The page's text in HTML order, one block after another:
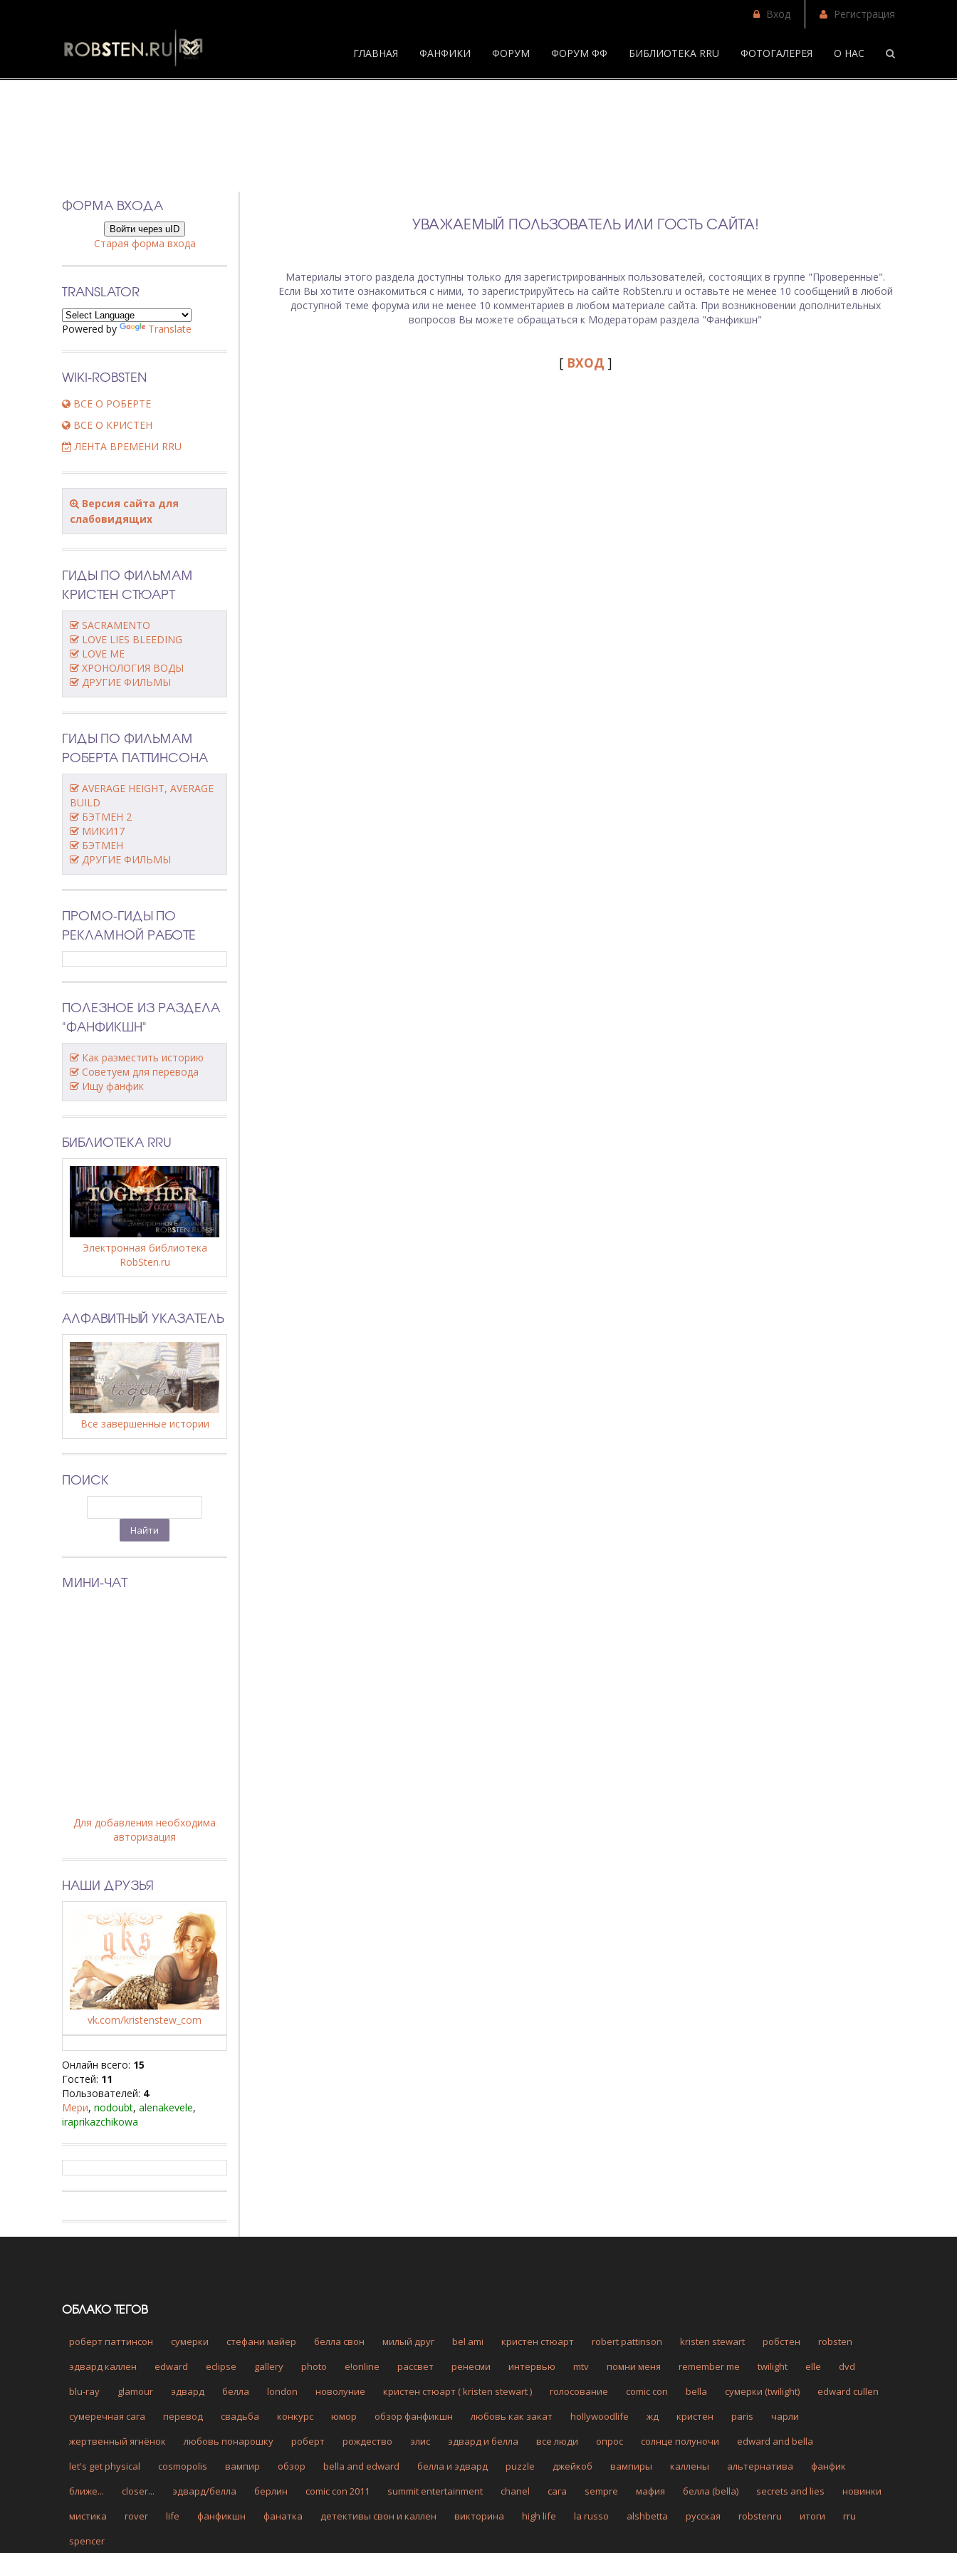
Вход Регистрация
ГЛАВНАЯ ФАНФИКИ ФОРУМ ФОРУМ ФФ БИБЛИОТЕКА RRU ФОТОГАЛЕРЕЯ О НАС
УВАЖАЕМЫЙ ПОЛЬЗОВАТЕЛЬ ИЛИ ГОСТЬ САЙТА!
Материалы этого раздела доступны только для зарегистрированных пользователей, состоящих в группе "Проверенные".
Если Вы хотите ознакомиться с ними, то зарегистрируйтесь на сайте RobSten.ru и оставьте не менее 10 сообщений в любой
доступной теме форума или не менее 10 комментариев в любом материале сайта. При возникновении дополнительных
вопросов Вы можете обращаться к Модераторам раздела "Фанфикшн"
[ ВХОД ]
ФОРМА ВХОДА
Войти через uID
Старая форма входа
TRANSLATOR
Powered by Translate
WIKI-ROBSTEN
ВСЕ О РОБЕРТЕ
ВСЕ О КРИСТЕН
ЛЕНТА ВРЕМЕНИ RRU
Версия сайта для
слабовидящих
ГИДЫ ПО ФИЛЬМАМ
КРИСТЕН СТЮАРТ
SACRAMENTO
LOVE LIES BLEEDING
LOVE ME
ХРОНОЛОГИЯ ВОДЫ
ДРУГИЕ ФИЛЬМЫ
ГИДЫ ПО ФИЛЬМАМ
РОБЕРТА ПАТТИНСОНА
AVERAGE HEIGHT, AVERAGE
BUILD
БЭТМЕН 2
МИКИ17
БЭТМЕН
ДРУГИЕ ФИЛЬМЫ
ПРОМО-ГИДЫ ПО
РЕКЛАМНОЙ РАБОТЕ
ПОЛЕЗНОЕ ИЗ РАЗДЕЛА
"ФАНФИКШН"
Как разместить историю
Советуем для перевода
Ищу фанфик
БИБЛИОТЕКА RRU
Электронная библиотека
RobSten.ru
АЛФАВИТНЫЙ УКАЗАТЕЛЬ
Все завершенные истории
ПОИСК
МИНИ-ЧАТ
Для добавления необходима
авторизация
НАШИ ДРУЗЬЯ
vk.com/kristenstew_com
Онлайн всего: 15
Гостей: 11
Пользователей: 4
Мери, nodoubt, alenakevele,
iraprikazchikowa
ОБЛАКО ТЕГОВ
роберт паттинсон сумерки стефани майер белла свон милый друг bel ami кристен стюарт robert pattinson kristen stewart робстен
robsten
эдвард каллен
edward eclipse gallery photo e!online рассвет ренесми интервью mtv помни меня remember me twilight elle
dvd
blu-ray
glamour эдвард белла london новолуние кристен стюарт ( kristen stewart ) голосование comic con bella сумерки (twilight)
edward cullen
сумеречная сага
перевод свадьба конкурс юмор обзор фанфикшн любовь как закат hollywoodlife жд кристен paris
чарли
жертвенный ягнёнок
любовь понарошку роберт рождество элис эдвард и белла все люди опрос солнце полуночи
edward and bella
let's get physical
cosmopolis вампир обзор bella and edward белла и эдвард puzzle джейкоб вампиры каллены альтернатива
фанфик
ближе...
closer... эдвард/белла берлин comic con 2011 summit entertainment chanel сага sempre мафия белла (bella) secrets and lies
новинки
мистика
rover life фанфикшн фанатка детективы свон и каллен викторина high life la russo alshbetta русская robstenru итоги
rru
spencer